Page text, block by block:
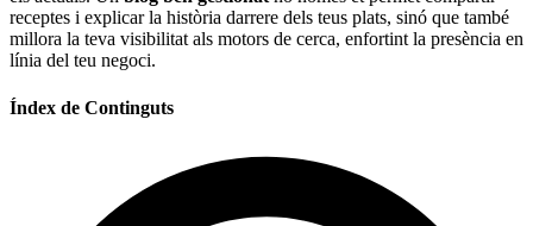
receptes i explicar la història darrere dels teus plats, sinó que també
millora la teva visibilitat als motors de cerca, enfortint la presència en
línia del teu negoci.
Índex de Continguts